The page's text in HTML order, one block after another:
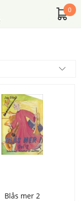
0
Blås mer 2